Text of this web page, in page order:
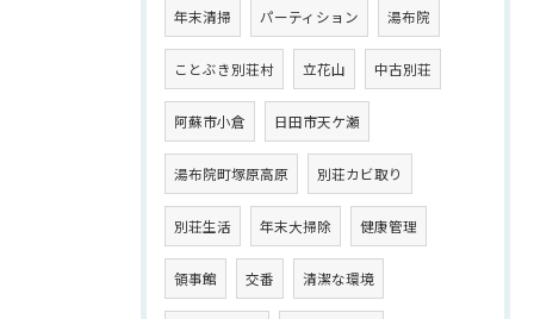
年末清掃 パーティション 湯布院
ことぶき別荘村 立花山 中古別荘
阿蘇市小倉 日田市天ケ瀬
湯布院町塚原高原 別荘カビ取り
別荘生活 年末大掃除 健康管理
領事館 交番 清潔な環境